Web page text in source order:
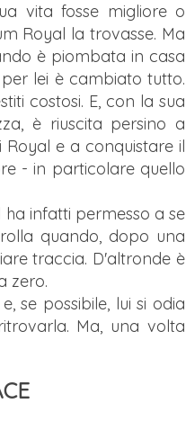
vita fosse migliore o
Royal la trovasse. Ma
è piombata in casa
lei è cambiato tutto.
costosi. E, con la sua
è riuscita persino a
e a conquistare il
- in particolare quello
infatti permesso a se
quando, dopo una
traccia. D'altronde è
zero.
se possibile, lui si odia
Ma, una volta